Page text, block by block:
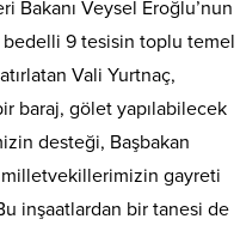
Bakanı Veysel Eroğlu’nun
bedelli 9 tesisin toplu temel
Vali Yurtnaç,
baraj, gölet yapılabilecek
desteği, Başbakan
milletvekillerimizin gayreti
inşaatlardan bir tanesi de